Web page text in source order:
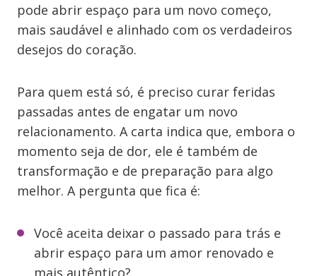
pode abrir espaço para um novo começo,
mais saudável e alinhado com os verdadeiros
desejos do coração.
Para quem está só, é preciso curar feridas
passadas antes de engatar um novo
relacionamento. A carta indica que, embora o
momento seja de dor, ele é também de
transformação e de preparação para algo
melhor. A pergunta que fica é:
Você aceita deixar o passado para trás e
abrir espaço para um amor renovado e
mais autêntico?